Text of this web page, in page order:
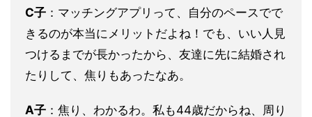
C子 ：マッチングアプリって、自分のペースでで
きるのが本当にメリットだよね！でも、いい人見
つけるまでが長かったから、友達に先に結婚され
たりして、焦りもあったなあ。
A子 ：焦り、わかるわ。私も44歳だからね、周り